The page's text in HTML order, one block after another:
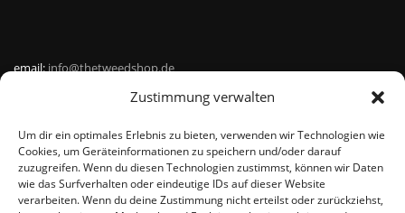
Zustimmung verwalten
Um dir ein optimales Erlebnis zu bieten, verwenden wir Technologien wie
Cookies, um Geräteinformationen zu speichern und/oder darauf
zuzugreifen. Wenn du diesen Technologien zustimmst, können wir Daten
wie das Surfverhalten oder eindeutige IDs auf dieser Website
verarbeiten. Wenn du deine Zustimmung nicht erteilst oder zurückziehst,
email:info@thetweedshop.de
Kvk Nummer: 88959732
MWSnr: NL864836247B01